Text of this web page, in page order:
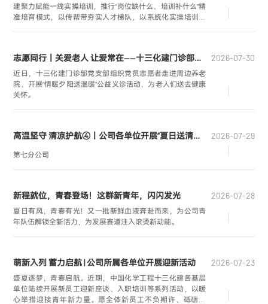
建聚力赋能一线实操培训，推行“岗位缺什么、培训补什么”精
准培育模式，以传帮带夯实人才梯队，以系统化实操培训提
志愿同行丨关爱老人 让爱常在——十三化建门诊部开展义诊服务活动 2026-07-30
近日，十三化建门诊部党支部组织党员志愿者走进周边养老
院，开展“情暖夕阳送温暖”公益义诊活动，为老人们送去健康
关怀。
高温坚守 清凉护航④丨公司各单位开展“夏日送清凉”慰问活动 2026-07-29
第七分公司
新程就位，青春登场！这群新青年，闪闪发光 2026-07-28
夏日有风，青春有光！又一批新鲜血液奔赴而来，为公司青
年队伍解锁全新活力，为发展赛道注入滚烫新动能。
萌新入列 蓄力启航 | 公司所属各单位开展迎新活动 2026-07-23
盛夏逐梦，青春启航。近期，中国化学工程十三化建各基层
单位陆续开展新员工迎新座谈、入职培训等系列活动，以暖
心举措迎接青年新力量。愿全体新员工不负期许、砥砺奋